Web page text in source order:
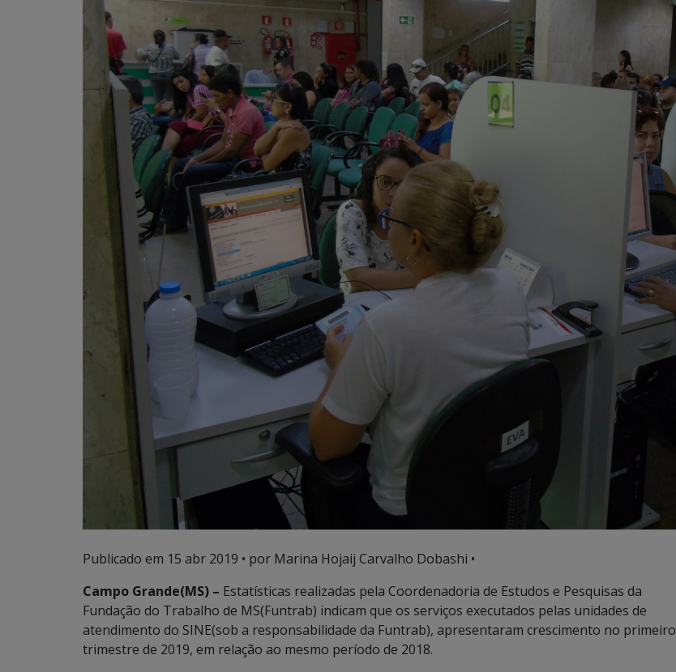
Publicado em 15 abr 2019 • por Marina Hojaij Carvalho Dobashi •
Campo Grande(MS) – Estatísticas realizadas pela Coordenadoria de Estudos e Pesquisas da
Fundação do Trabalho de MS(Funtrab) indicam que os serviços executados pelas unidades de
atendimento do SINE(sob a responsabilidade da Funtrab), apresentaram crescimento no primeiro
trimestre de 2019, em relação ao mesmo período de 2018.